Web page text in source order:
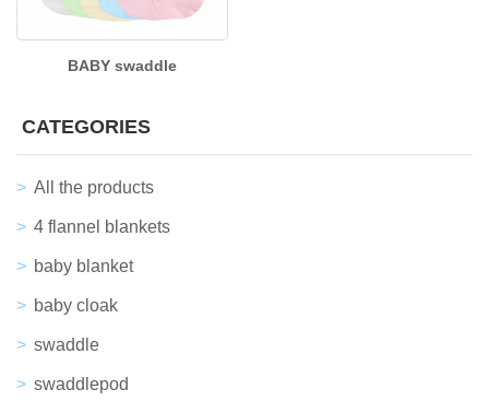
BABY swaddle
CATEGORIES
All the products
4 flannel blankets
baby blanket
baby cloak
swaddle
swaddlepod